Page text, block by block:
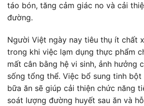
táo bón, tăng cảm giác no và cải
đường.
Người Việt ngày nay tiêu thụ ít chất
trong khi việc lạm dụng thực phẩm
mất cân bằng hệ vi sinh, ảnh hưởng
sống tổng thể. Việc bổ sung tinh bột
bữa ăn sẽ giúp cải thiện chức năng
soát lượng đường huyết sau ăn và